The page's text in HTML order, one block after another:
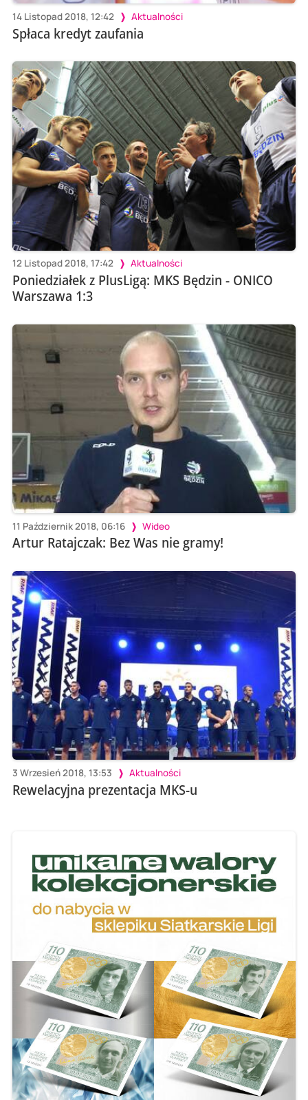
14 Listopad 2018, 12:42 Aktualności
Spłaca kredyt zaufania
12 Listopad 2018, 17:42 Aktualności
Poniedziałek z PlusLigą: MKS Będzin - ONICO
Warszawa 1:3
11 Październik 2018, 06:16 Wideo
Artur Ratajczak: Bez Was nie gramy!
3 Wrzesień 2018, 13:53 Aktualności
Rewelacyjna prezentacja MKS-u